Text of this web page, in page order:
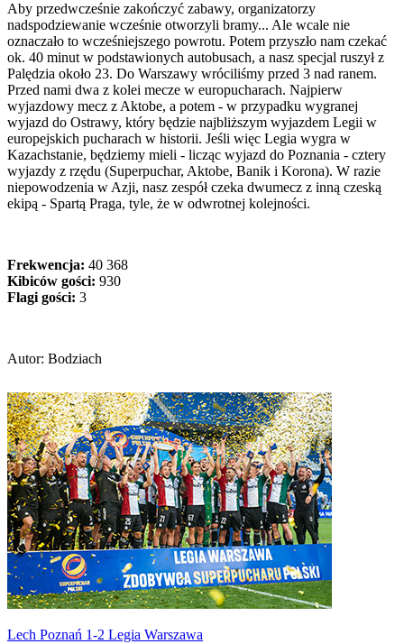
Aby przedwcześnie zakończyć zabawy, organizatorzy
nadspodziewanie wcześnie otworzyli bramy... Ale wcale nie
oznaczało to wcześniejszego powrotu. Potem przyszło nam czekać
ok. 40 minut w podstawionych autobusach, a nasz specjal ruszył z
Palędzia około 23. Do Warszawy wróciliśmy przed 3 nad ranem.
Przed nami dwa z kolei mecze w europucharach. Najpierw
wyjazdowy mecz z Aktobe, a potem - w przypadku wygranej
wyjazd do Ostrawy, który będzie najbliższym wyjazdem Legii w
europejskich pucharach w historii. Jeśli więc Legia wygra w
Kazachstanie, będziemy mieli - licząc wyjazd do Poznania - cztery
wyjazdy z rzędu (Superpuchar, Aktobe, Banik i Korona). W razie
niepowodzenia w Azji, nasz zespół czeka dwumecz z inną czeską
ekipą - Spartą Praga, tyle, że w odwrotnej kolejności.
Frekwencja: 40 368
Kibiców gości: 930
Flagi gości: 3
Autor: Bodziach
Lech Poznań 1-2 Legia Warszawa